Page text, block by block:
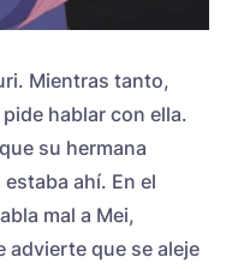
Mientras tanto,
hablar con ella.
su hermana
ahí. En el
mal a Mei,
advierte que se aleje